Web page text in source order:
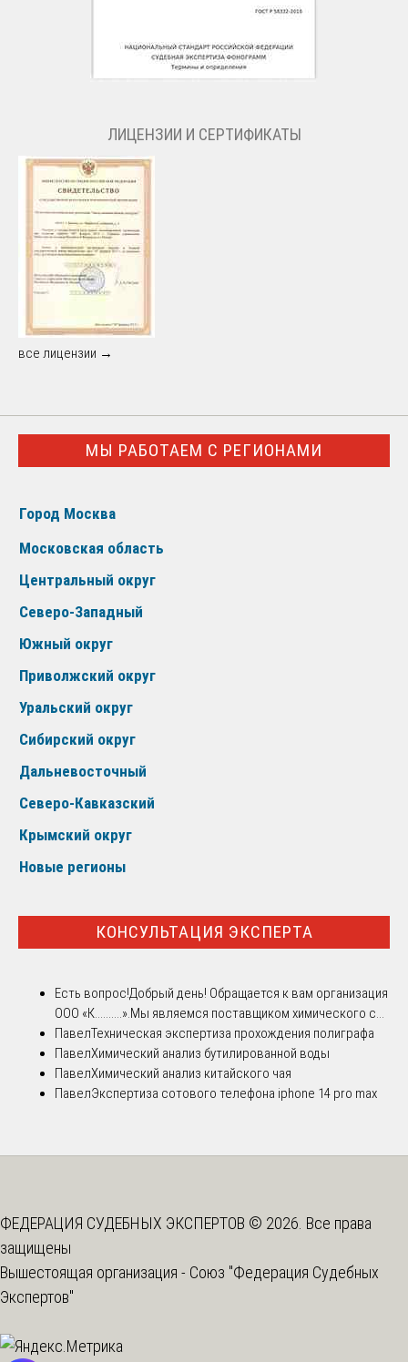
ЛИЦЕНЗИИ И СЕРТИФИКАТЫ
все лицензии →
МЫ РАБОТАЕМ С РЕГИОНАМИ
Город Москва
Московская область
Центральный округ
Северо-Западный
Южный округ
Приволжский округ
Уральский округ
Сибирский округ
Дальневосточный
Северо-Кавказский
Крымский округ
Новые регионы
КОНСУЛЬТАЦИЯ ЭКСПЕРТА
Есть вопрос!Добрый день! Обращается к вам организация
ООО «К..........».Мы являемся поставщиком химического с...
ПавелТехническая экспертиза прохождения полиграфа
ПавелХимический анализ бутилированной воды
ПавелХимический анализ китайского чая
ПавелЭкспертиза сотового телефона iphone 14 pro max
ФЕДЕРАЦИЯ СУДЕБНЫХ ЭКСПЕРТОВ © 2026. Все права
защищены
Вышестоящая организация - Союз "Федерация Судебных
Экспертов"